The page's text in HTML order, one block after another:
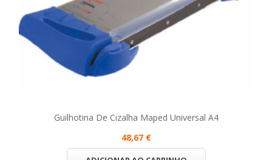
Guilhotina De Cizalha Maped Universal A4
48,67 €